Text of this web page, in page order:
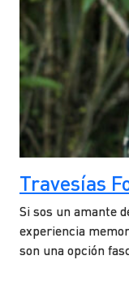
Travesías
Si sos un amante
experiencia
son una opción